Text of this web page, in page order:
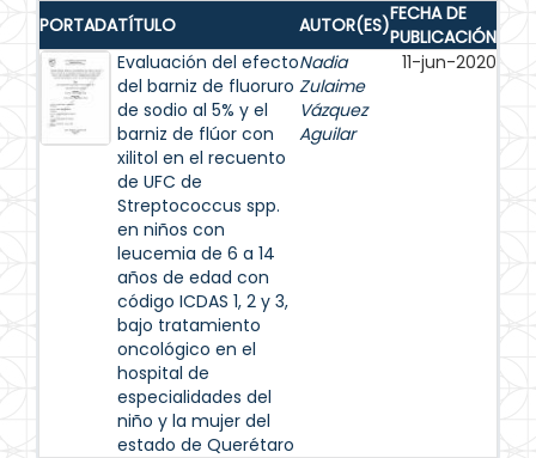
PORTADATÍTULO AUTOR(ES)FECHA DE
PUBLICACIÓN
Evaluación del efecto
del barniz de fluoruro
de sodio al 5% y el
barniz de flúor con
xilitol en el recuento
de UFC de
Streptococcus spp.
en niños con
leucemia de 6 a 14
años de edad con
código ICDAS 1, 2 y 3,
bajo tratamiento
oncológico en el
hospital de
especialidades del
niño y la mujer del
estado de Querétaro
Nadia
Zulaime
Vázquez
Aguilar
11-jun-2020